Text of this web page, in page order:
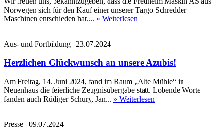
Norwegen sich für den Kauf einer unserer Targo Schredder
Maschinen entschieden hat.... » Weiterlesen
Aus- und Fortbildung | 23.07.2024
Herzlichen Glückwunsch an unsere Azubis!
Am Freitag, 14. Juni 2024, fand im Raum „Alte Mühle“ in
Neuenhaus die feierliche Zeugnisübergabe statt. Lobende Worte
fanden auch Rüdiger Schury, Jan... » Weiterlesen
Presse | 09.07.2024